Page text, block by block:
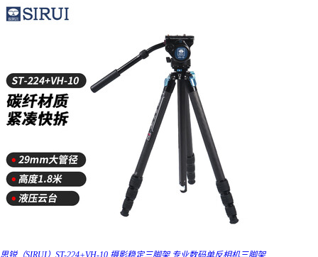
思锐（SIRUI）ST-224+VH-10 摄影稳定三脚架 专业数码单反相机三脚架